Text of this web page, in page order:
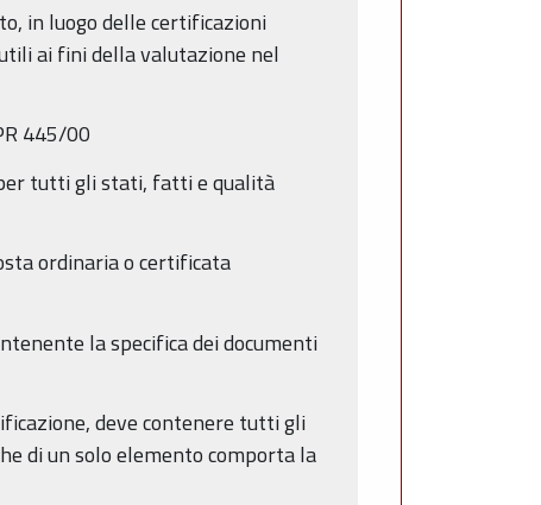
in luogo delle certificazioni
ai fini della valutazione nel
445/00
tutti gli stati, fatti e qualità
ordinaria o certificata
la specifica dei documenti
deve contenere tutti gli
di un solo elemento comporta la